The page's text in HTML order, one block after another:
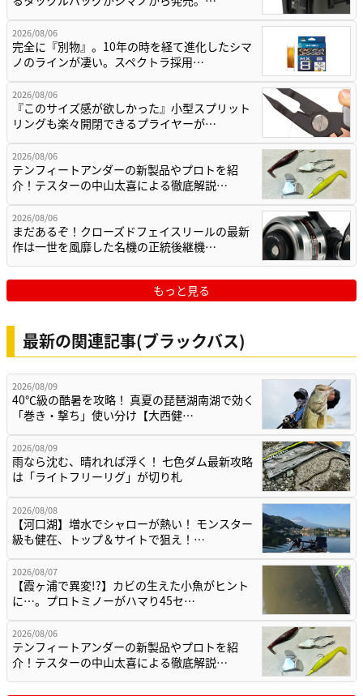
2026/08/06
完全に『別物』。10年の時を経て進化したシマ
ノのラインが凄い。スペクトラ採用…
2026/08/06
『このサイズ感が欲しかった』小型スプリット
リングも楽々開閉できるプライヤーが…
2026/08/06
テンフィートアンダーの新製品やプロトを紹
介！テスターの中山太喜による徹底解説…
2026/08/06
まだあるぞ！クローズドフェイスリールの最新
作は一世を風靡した名機の正統後継機…
もっと見る
最新の関連記事(ブラックバス)
2026/08/09
40℃級の酷暑を攻略！ 真夏の琵琶湖南湖で効く
「巻き・撃ち」使い分け【大西健…
2026/08/09
雨なら沈む、晴れれば浮く！ 七色ダム最新攻略
は「ライトフリーリグ」が切り札
2026/08/08
【河口湖】増水でシャローが熱い！ モンスター
級も健在、トップ＆サイトで狙え！…
2026/08/07
【霞ヶ浦で異変!?】カビの生えた小魚がヒント
に…。プロトミノーがハマり45セ…
2026/08/06
テンフィートアンダーの新製品やプロトを紹
介！テスターの中山太喜による徹底解説…